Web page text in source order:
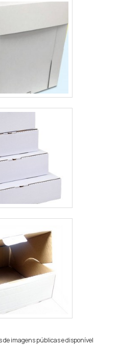
imagens públicas e disponível